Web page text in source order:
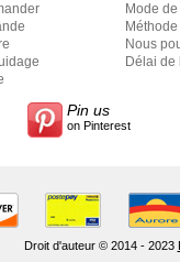
Mode
Nous
Délai de
Pin us
on Pinterest
Droit d'auteur © 2014 - 2023